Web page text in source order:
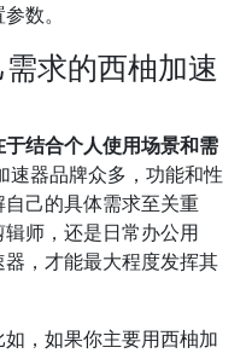
数。
求的西柚加速
结合个人使用场景和需
速器品牌众多，功能和性
己的具体需求至关重
师，还是日常办公用
，才能最大程度发挥其
，如果你主要用西柚加